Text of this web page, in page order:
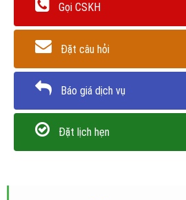
Gọi CSKH
Đặt câu hỏi
Báo giá dịch vụ
Đặt lịch hẹn